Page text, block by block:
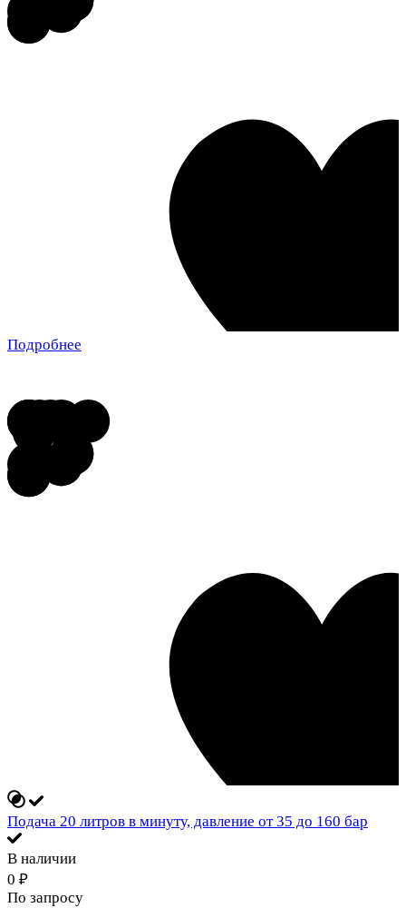
Подробнее
Подача 20 литров в минуту, давление от 35 до 160 бар
В наличии
0 ₽
По запросу